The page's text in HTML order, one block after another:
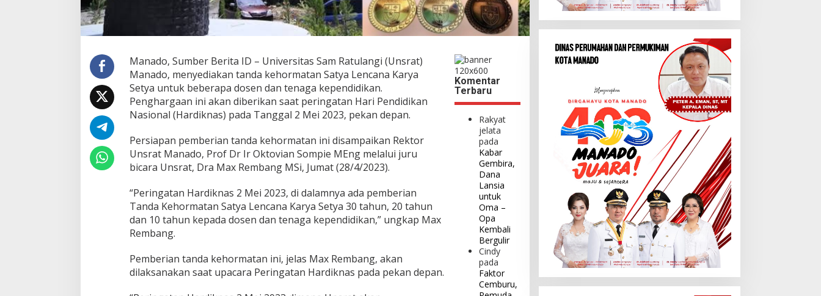
y
a
t
u
k
S
e
j
m
l
a
h
o
s
e
n
Manado, Sumber Berita ID – Universitas Sam Ratulangi (Unsrat)
Manado, menyediakan tanda kehormatan Satya Lencana Karya
Setya untuk beberapa dosen dan tenaga kependidikan.
Penghargaan ini akan diberikan saat peringatan Hari Pendidikan
Nasional (Hardiknas) pada Tanggal 2 Mei 2023, pekan depan.
Persiapan pemberian tanda kehormatan ini disampaikan Rektor
Unsrat Manado, Prof Dr Ir Oktovian Sompie MEng melalui juru
bicara Unsrat, Dra Max Rembang MSi, Jumat (28/4/2023).
“Peringatan Hardiknas 2 Mei 2023, di dalamnya ada pemberian
Tanda Kehormatan Satya Lencana Karya Setya 30 tahun, 20 tahun
dan 10 tahun kepada dosen dan tenaga kependidikan,” ungkap Max
Rembang.
Pemberian tanda kehormatan ini, jelas Max Rembang, akan
dilaksanakan saat upacara Peringatan Hardiknas pada pekan depan.
Komentar
Terbaru
Rakyat
jelata
pada
Kabar
Gembira,
Dana
Lansia
untuk
Oma –
Opa
Kembali
Bergulir
Cindy
pada
Faktor
Cemburu,